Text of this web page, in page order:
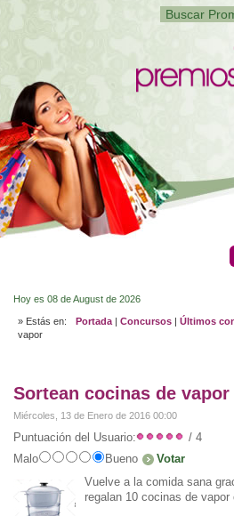
Hoy es 08 de August de 2026
» Estás en: Portada | Concursos | Últimos
vapor
Sortean cocinas de vapor
Miércoles, 13 de Enero de 2016 00:00
Puntuación del Usuario:
/ 4
Malo
Bueno
Vuelve a la comida sana
regalan 10 cocinas de vapor